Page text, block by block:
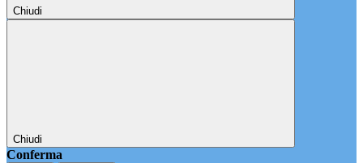
Chiudi
Chiudi
Conferma